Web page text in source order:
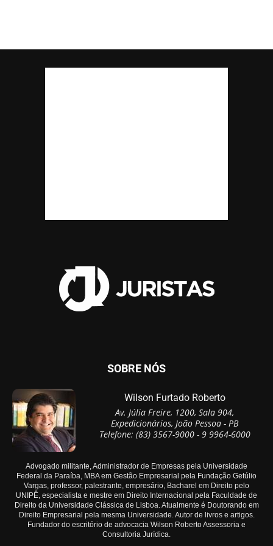
SOBRE NÓS
Wilson Furtado Roberto
Av. Júlia Freire, 1200, Sala 904,
Expedicionários, João Pessoa - PB
Telefone: (83) 3567-9000 - 9 9964-6000
Advogado militante, Administrador de Empresas pela Universidade
Federal da Paraíba, MBA em Gestão Empresarial pela Fundação Getúlio
Vargas, professor, palestrante, empresário, Bacharel em Direito pelo
UNIPÊ, especialista e mestre em Direito Internacional pela Faculdade de
Direito da Universidade Clássica de Lisboa. Atualmente é Doutorando em
Direito Empresarial pela mesma Universidade. Autor de livros e artigos.
Fundador do escritório de advocacia Wilson Roberto Assessoria e
Consultoria Jurídica.